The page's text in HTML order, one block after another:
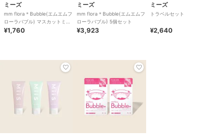
ミーズ
mm flora＊Bubble(エムエムフ
ローラバブル) マスカットミン
ト風味 2個セット
¥1,760
ミーズ
mm flora＊Bubble(エムエムフ
ローラバブル) 5個セット
¥3,923
ミーズ
トラベルセット
¥2,640